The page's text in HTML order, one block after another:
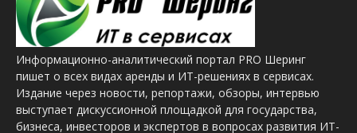
Информационно-аналитический портал PRO Шеринг
пишет о всех видах аренды и ИТ-решениях в сервисах.
Издание через новости, репортажи, обзоры, интервью
выступает дискуссионной площадкой для государства,
бизнеса, инвесторов и экспертов в вопросах развития ИТ-